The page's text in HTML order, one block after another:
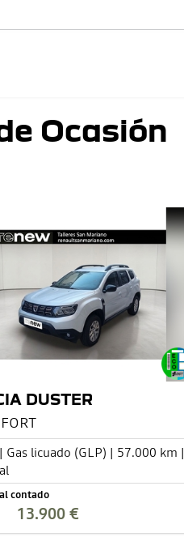
Ocasión
DUSTER
Gas licuado (GLP) | 57.000 km |
contado
13.900 €